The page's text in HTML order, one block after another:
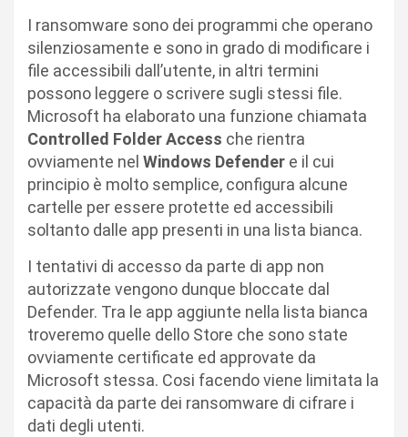
I ransomware sono dei programmi che operano
silenziosamente e sono in grado di modificare i
file accessibili dall’utente, in altri termini
possono leggere o scrivere sugli stessi file.
Microsoft ha elaborato una funzione chiamata
Controlled Folder Access che rientra
ovviamente nel Windows Defender e il cui
principio è molto semplice, configura alcune
cartelle per essere protette ed accessibili
soltanto dalle app presenti in una lista bianca.
I tentativi di accesso da parte di app non
autorizzate vengono dunque bloccate dal
Defender. Tra le app aggiunte nella lista bianca
troveremo quelle dello Store che sono state
ovviamente certificate ed approvate da
Microsoft stessa. Cosi facendo viene limitata la
capacità da parte dei ransomware di cifrare i
dati degli utenti.